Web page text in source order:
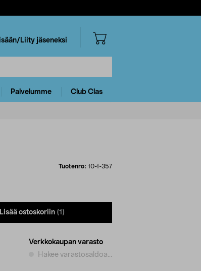
Liity jäseneksi
Palvelumme Club Clas
Tuotenro: 10-1-357
Lisää ostoskoriin (1)
Verkkokaupan varasto
Hakee varastosaldoa...